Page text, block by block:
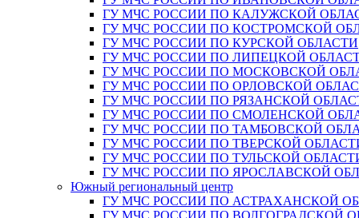
ГУ МЧС РОССИИ ПО КАЛУЖСКОЙ
ГУ МЧС РОССИИ ПО КОСТРОМСКОЙ
ГУ МЧС РОССИИ ПО КУРСКОЙ ОБЛАСТИ
ГУ МЧС РОССИИ ПО ЛИПЕЦКОЙ
ГУ МЧС РОССИИ ПО МОСКОВСКОЙ
ГУ МЧС РОССИИ ПО ОРЛОВСКОЙ
ГУ МЧС РОССИИ ПО РЯЗАНСКОЙ
ГУ МЧС РОССИИ ПО СМОЛЕНСКОЙ
ГУ МЧС РОССИИ ПО ТАМБОВСКОЙ
ГУ МЧС РОССИИ ПО ТВЕРСКОЙ
ГУ МЧС РОССИИ ПО ТУЛЬСКОЙ
ГУ МЧС РОССИИ ПО ЯРОСЛАВСКОЙ
Южный региональный центр
ГУ МЧС РОССИИ ПО АСТРАХАНСКОЙ
ГУ МЧС РОССИИ ПО ВОЛГОГРАДСКОЙ